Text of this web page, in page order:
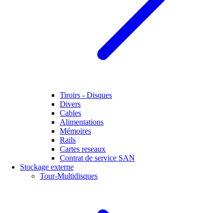
Tiroirs - Disques
Divers
Cables
Alimentations
Mémoires
Rails
Cartes reseaux
Contrat de service SAN
Stockage externe
Tour-Multidisques